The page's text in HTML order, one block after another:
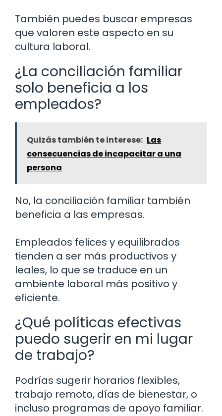
También puedes buscar empresas
que valoren este aspecto en su
cultura laboral.
¿La conciliación familiar
solo beneficia a los
empleados?
Quizás también te interese: Las
consecuencias de incapacitar a una
persona
No, la conciliación familiar también
beneficia a las empresas.
Empleados felices y equilibrados
tienden a ser más productivos y
leales, lo que se traduce en un
ambiente laboral más positivo y
eficiente.
¿Qué políticas efectivas
puedo sugerir en mi lugar
de trabajo?
Podrías sugerir horarios flexibles,
trabajo remoto, días de bienestar, o
incluso programas de apoyo familiar.